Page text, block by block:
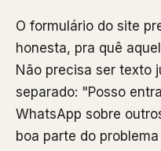
O formulário do site
honesta, pra quê
Não precisa ser texto
separado: "Posso
WhatsApp sobre
boa parte do